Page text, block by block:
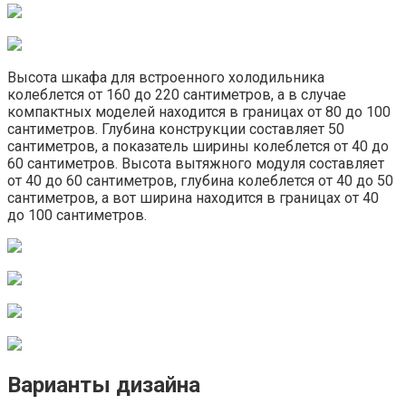
Высота шкафа для встроенного холодильника
колеблется от 160 до 220 сантиметров, а в случае
компактных моделей находится в границах от 80 до 100
сантиметров. Глубина конструкции составляет 50
сантиметров, а показатель ширины колеблется от 40 до
60 сантиметров. Высота вытяжного модуля составляет
от 40 до 60 сантиметров, глубина колеблется от 40 до 50
сантиметров, а вот ширина находится в границах от 40
до 100 сантиметров.
Варианты дизайна